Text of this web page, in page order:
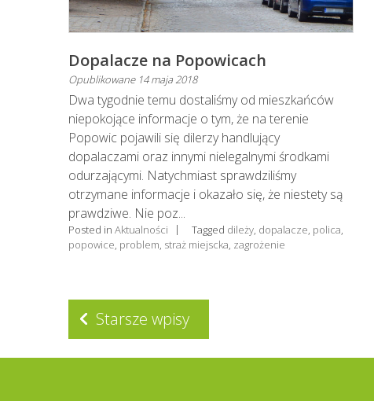
Dopalacze na Popowicach
Opublikowane 14 maja 2018
Dwa tygodnie temu dostaliśmy od mieszkańców
niepokojące informacje o tym, że na terenie
Popowic pojawili się dilerzy handlujący
dopalaczami oraz innymi nielegalnymi środkami
odurzającymi. Natychmiast sprawdziliśmy
otrzymane informacje i okazało się, że niestety są
prawdziwe. Nie poz...
Posted in Aktualności Tagged dileży, dopalacze, polica,
popowice, problem, straż miejscka, zagrożenie
Nawigacja
po
wpisach
Starsze wpisy